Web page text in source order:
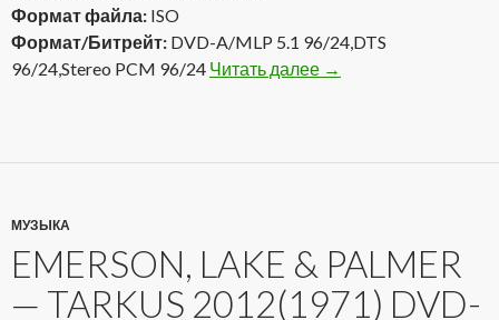
Формат файла: ISO
Формат/Битрейт: DVD-A/MLP 5.1 96/24,DTS
96/24,Stereo PCM 96/24 Читать далее Queen — A nigth at
→
МУЗЫКА
EMERSON, LAKE & PALMER
— TARKUS 2012(1971) DVD-